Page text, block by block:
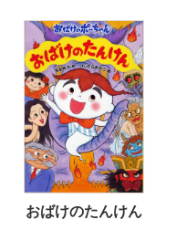
おばけのたんけん